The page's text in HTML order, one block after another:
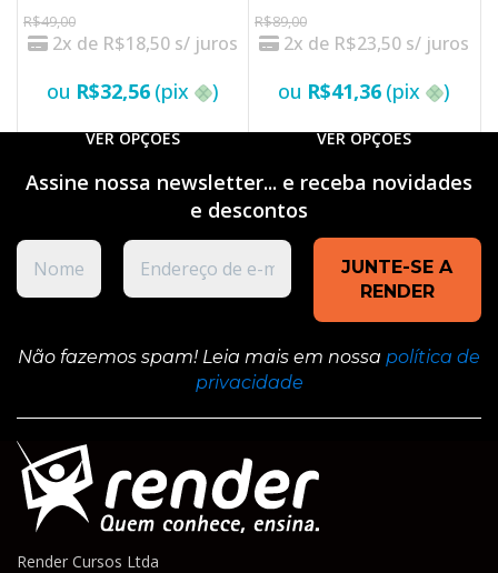
R$49,00
2x de R$18,50 s/ juros
ou R$32,56 (pix )
VER OPÇÕES
R$89,00
2x de R$23,50 s/ juros
ou R$41,36 (pix )
VER OPÇÕES
Assine nossa newsletter... e receba novidades
e descontos
Não fazemos spam! Leia mais em nossa política de
privacidade
Render Cursos Ltda